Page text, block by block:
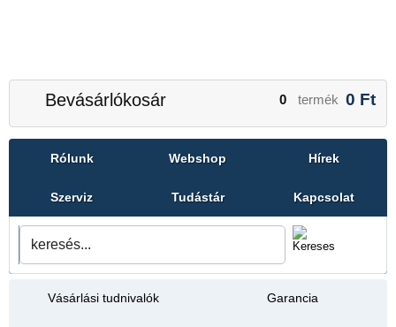
Bevásárlókosár 0 termék 0 Ft
Rólunk Webshop Hírek
Szerviz Tudástár Kapcsolat
Vásárlási tudnivalók Garancia